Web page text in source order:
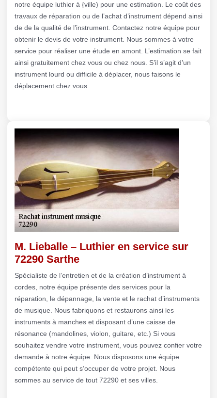
notre équipe luthier à {ville) pour une estimation. Le coût des
travaux de réparation ou de l’achat d’instrument dépend ainsi
de de la qualité de l’instrument. Contactez notre équipe pour
obtenir le devis de votre instrument. Nous sommes à votre
service pour réaliser une étude en amont. L’estimation se fait
ainsi gratuitement chez vous ou chez nous. S’il s’agit d’un
instrument lourd ou difficile à déplacer, nous faisons le
déplacement chez vous.
M. Lieballe – Luthier en service sur
72290 Sarthe
Spécialiste de l’entretien et de la création d’instrument à
cordes, notre équipe présente des services pour la
réparation, le dépannage, la vente et le rachat d’instruments
de musique. Nous fabriquons et restaurons ainsi les
instruments à manches et disposant d’une caisse de
résonance (mandolines, violon, guitare, etc.) Si vous
souhaitez vendre votre instrument, vous pouvez confier votre
demande à notre équipe. Nous disposons une équipe
compétente qui peut s’occuper de votre projet. Nous
sommes au service de tout 72290 et ses villes.